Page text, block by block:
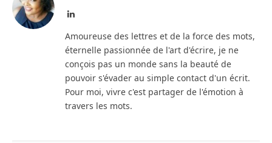
LinkedIn
Amoureuse des lettres et de la force des mots,
éternelle passionnée de l'art d'écrire, je ne
conçois pas un monde sans la beauté de
pouvoir s'évader au simple contact d'un écrit.
Pour moi, vivre c'est partager de l'émotion à
travers les mots.